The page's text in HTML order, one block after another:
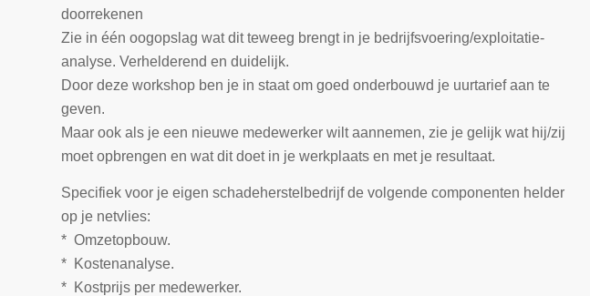
doorrekenen
Zie in één oogopslag wat dit teweeg brengt in je bedrijfsvoering/exploitatie-
analyse. Verhelderend en duidelijk.
Door deze workshop ben je in staat om goed onderbouwd je uurtarief aan te
geven.
Maar ook als je een nieuwe medewerker wilt aannemen, zie je gelijk wat hij/zij
moet opbrengen en wat dit doet in je werkplaats en met je resultaat.
Specifiek voor je eigen schadeherstelbedrijf de volgende componenten helder
op je netvlies:
* Omzetopbouw.
* Kostenanalyse.
* Kostprijs per medewerker.